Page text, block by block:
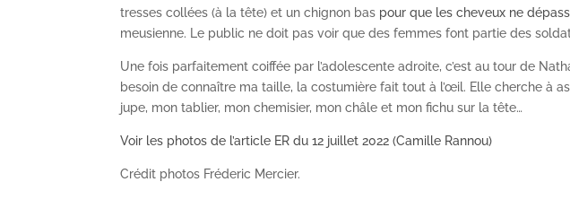
tresses collées (à la tête) et un chignon bas pour que les cheveux ne
meusienne. Le public ne doit pas voir que des femmes font partie des
Une fois parfaitement coiffée par l’adolescente adroite, c’est au tour de
besoin de connaître ma taille, la costumière fait tout à l’œil. Elle cherche à
jupe, mon tablier, mon chemisier, mon châle et mon fichu sur la tête…
Voir les photos de l’article ER du 12 juillet 2022 (Camille Rannou)
Crédit photos Fréderic Mercier.